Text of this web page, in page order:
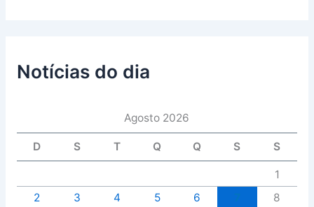
Notícias do dia
Agosto 2026
D S T Q Q S S
1
2
3 4 5 6
8